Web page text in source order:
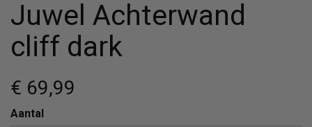
Juwel Achterwand
cliff dark
€ 69,99
Aantal